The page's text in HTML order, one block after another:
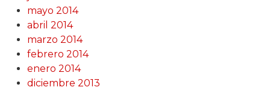
mayo 2014
abril 2014
marzo 2014
febrero 2014
enero 2014
diciembre 2013